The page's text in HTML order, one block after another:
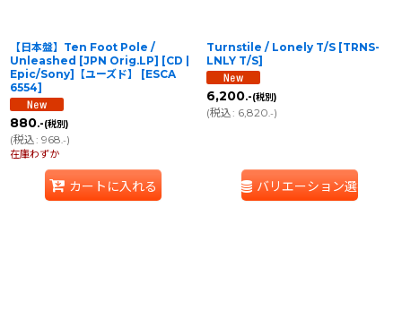
【日本盤】Ten Foot Pole /
Unleashed [JPN Orig.LP] [CD |
Epic/Sony]【ユーズド】
[ESCA
6554]
880.-(税別)
(税込: 968.-)
在庫わずか
カートに入れる
Turnstile / Lonely T/S [TRNS-
LNLY T/S]
6,200.-(税別)
(税込: 6,820.-)
バリエーション選択